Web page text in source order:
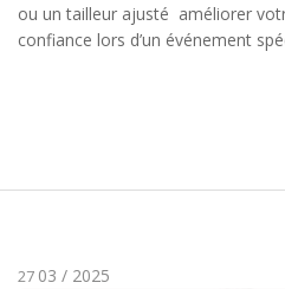
ou un tailleur ajusté améliorer
confiance lors d’un événement
27 03 / 2025